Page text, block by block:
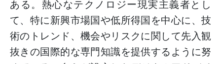
ある。熱心なテクノロジー現実主義者とし
て、特に新興市場国や低所得国を中心に、技
術のトレンド、機会やリスクに関して先入観
抜きの国際的な専門知識を提供するように努